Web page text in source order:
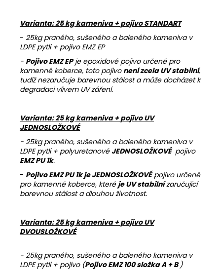
Varianta: 25 kg kameniva + pojivo STANDART
- 25kg praného, sušeného a baleného kameniva v
LDPE pytli + pojivo EMZ EP
- Pojivo EMZ EPje epoxidové pojivo určené pro
kamenné koberce, toto pojivo není zcela UV stabilní,
tudíž nezaručuje barevnou stálost a může docházet k
degradaci vlivem UV záření.
Varianta: 25 kg kameniva + pojivo UV
JEDNOSLOŽKOVÉ
- 25kg praného, sušeného a baleného kameniva v
LDPE pytli + polyuretanové JEDNOSLOŽKOVÉ pojivo
EMZ PU 1k.
- Pojivo EMZ PU 1k je JEDNOSLOŽKOVÉpojivo určené
pro kamenné koberce, které je UV stabilnízaručující
barevnou stálost a dlouhou životnost.
Varianta: 25 kg kameniva + pojivo UV
DVOUSLOŽKOVÉ
- 25kg praného, sušeného a baleného kameniva v
LDPE pytli + pojivo (Pojivo EMZ 100 složka A + B )